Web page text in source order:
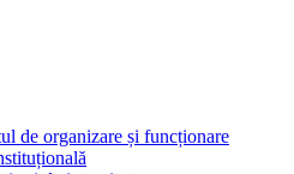
de organizare și funcționare